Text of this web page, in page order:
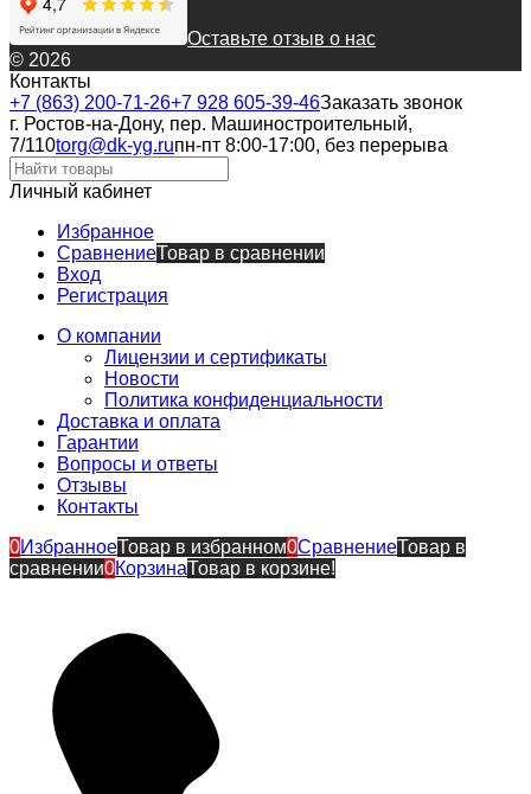
Оставьте отзыв о нас
© 2026
Контакты
+7 (863) 200-71-26+7 928 605-39-46Заказать звонок
г. Ростов-на-Дону, пер. Машиностроительный,
7/110torg@dk-yg.ruпн-пт 8:00-17:00, без перерыва
Личный кабинет
Избранное
СравнениеТовар в сравнении
Вход
Регистрация
О компании
Лицензии и сертификаты
Новости
Политика конфиденциальности
Доставка и оплата
Гарантии
Вопросы и ответы
Отзывы
Контакты
0ИзбранноеТовар в избранном0СравнениеТовар в
сравнении0КорзинаТовар в корзине!